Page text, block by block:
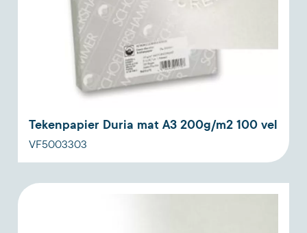
Tekenpapier Duria mat A3 200g/m2 100 vel
VF5003303